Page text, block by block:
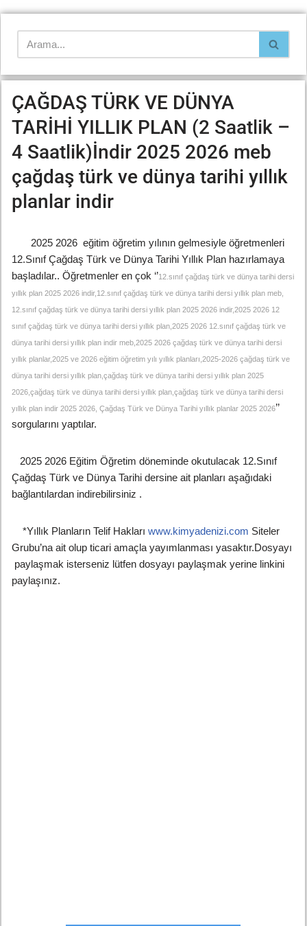
ÇAĞDAŞ TÜRK VE DÜNYA
TARİHİ YILLIK PLAN (2 Saatlik –
4 Saatlik)İndir 2025 2026 meb
çağdaş türk ve dünya tarihi yıllık
planlar indir
2025 2026 eğitim öğretim yılının gelmesiyle öğretmenleri
12.Sınıf Çağdaş Türk ve Dünya Tarihi Yıllık Plan hazırlamaya
başladılar.. Öğretmenler en çok ‘’12.sınıf çağdaş türk ve dünya tarihi dersi
yıllık plan 2025 2026 indir,12.sınıf çağdaş türk ve dünya tarihi dersi yıllık plan meb,
12.sınıf çağdaş türk ve dünya tarihi dersi yıllık plan 2025 2026 indir,2025 2026 12
sınıf çağdaş türk ve dünya tarihi dersi yıllık plan,2025 2026 12.sınıf çağdaş türk ve
dünya tarihi dersi yıllık plan indir meb,2025 2026 çağdaş türk ve dünya tarihi dersi
yıllık planlar,2025 ve 2026 eğitim öğretim yılı yıllık planları,2025-2026 çağdaş türk ve
dünya tarihi dersi yıllık plan,çağdaş türk ve dünya tarihi dersi yıllık plan 2025
2026,çağdaş türk ve dünya tarihi dersi yıllık plan,çağdaş türk ve dünya tarihi dersi
yıllık plan indir 2025 2026, Çağdaş Türk ve Dünya Tarihi yıllık planlar 2025 2026’’
sorgularını yaptılar.
2025 2026 Eğitim Öğretim döneminde okutulacak 12.Sınıf
Çağdaş Türk ve Dünya Tarihi dersine ait planları aşağıdaki
bağlantılardan indirebilirsiniz .
*Yıllık Planların Telif Hakları www.kimyadenizi.com Siteler
Grubu’na ait olup ticari amaçla yayımlanması yasaktır.Dosyayı
paylaşmak isterseniz lütfen dosyayı paylaşmak yerine linkini
paylaşınız.